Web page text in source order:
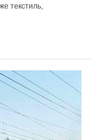
текстиль,